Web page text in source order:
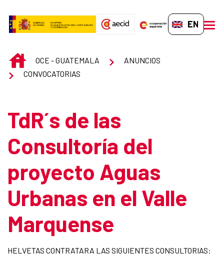
EN-GB
INICIOOCE - GUATEMALA
ANUNCIOS
CONVOCATORIAS
TdR´s de las
Consultoría del
proyecto Aguas
Urbanas en el Valle
Marquense
HELVETAS CONTRATARA LAS SIGUIENTES CONSULTORIAS: